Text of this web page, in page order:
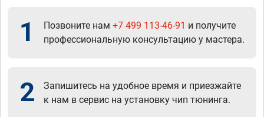
1 Позвоните нам +7 499 113-46-91 и получите
профессиональную консультацию у мастера.
2
Запишитесь на удобное время и приезжайте
к нам в сервис на установку чип тюнинга.